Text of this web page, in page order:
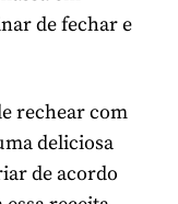
de fechar e
rechear com
deliciosa
de acordo